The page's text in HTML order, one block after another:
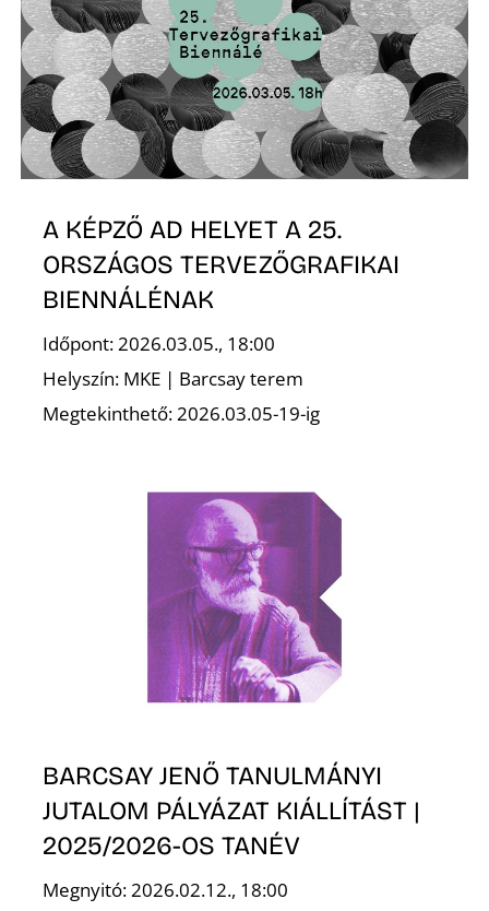
A KÉPZŐ AD HELYET A 25.
ORSZÁGOS TERVEZŐGRAFIKAI
BIENNÁLÉNAK
Időpont: 2026.03.05., 18:00
Helyszín: MKE | Barcsay terem
Megtekinthető: 2026.03.05-19-ig
BARCSAY JENŐ TANULMÁNYI
JUTALOM PÁLYÁZAT KIÁLLÍTÁST |
2025/2026-OS TANÉV
Megnyitó: 2026.02.12., 18:00